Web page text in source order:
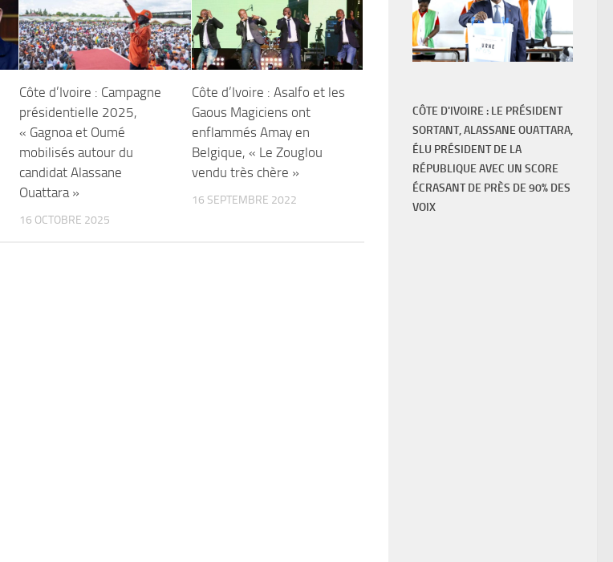
Côte d’Ivoire : Campagne
présidentielle 2025,
« Gagnoa et Oumé
mobilisés autour du
candidat Alassane
Ouattara »
16 OCTOBRE 2025
Côte d’Ivoire : Asalfo et les
Gaous Magiciens ont
enflammés Amay en
Belgique, « Le Zouglou
vendu très chère »
16 SEPTEMBRE 2022
CÔTE D'IVOIRE : LE PRÉSIDENT
SORTANT, ALASSANE OUATTARA,
ÉLU PRÉSIDENT DE LA
RÉPUBLIQUE AVEC UN SCORE
ÉCRASANT DE PRÈS DE 90% DES
VOIX